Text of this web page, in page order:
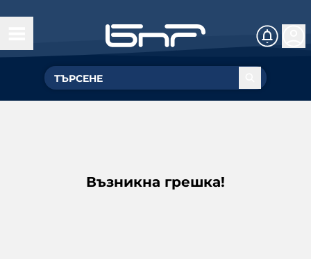
Възникна грешка!